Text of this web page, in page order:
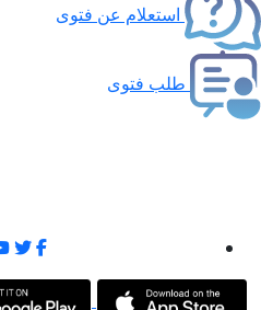
استعلام عن فتوى
طلب فتوى